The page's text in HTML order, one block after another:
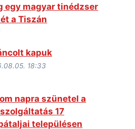
egy magyar tinédzser
a Tiszán
kapuk
18:33
napra szünetel a
17
településen